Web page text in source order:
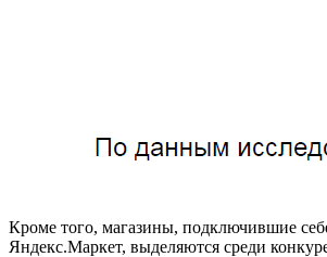
Кроме того, магазины, подключившие
Яндекс.Маркет, выделяются среди